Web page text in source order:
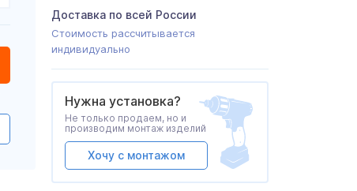
Доставка по всей России
Стоимость рассчитывается
индивидуально
Нужна установка?
Не только продаем, но и
производим монтаж изделий
Хочу с монтажом